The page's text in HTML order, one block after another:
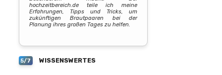
hochzeitbereich.de teile ich meine
Erfahrungen, Tipps und Tricks, um
zukünftigen Brautpaaren bei der
Planung ihres großen Tages zu helfen.
5/7 WISSENSWERTES